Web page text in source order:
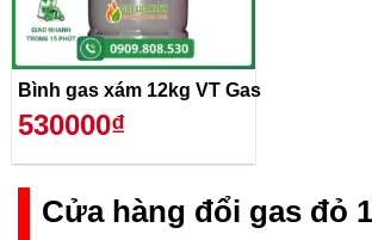
Bình gas xám 12kg VT Gas
530000₫
Cửa hàng đổi gas đỏ